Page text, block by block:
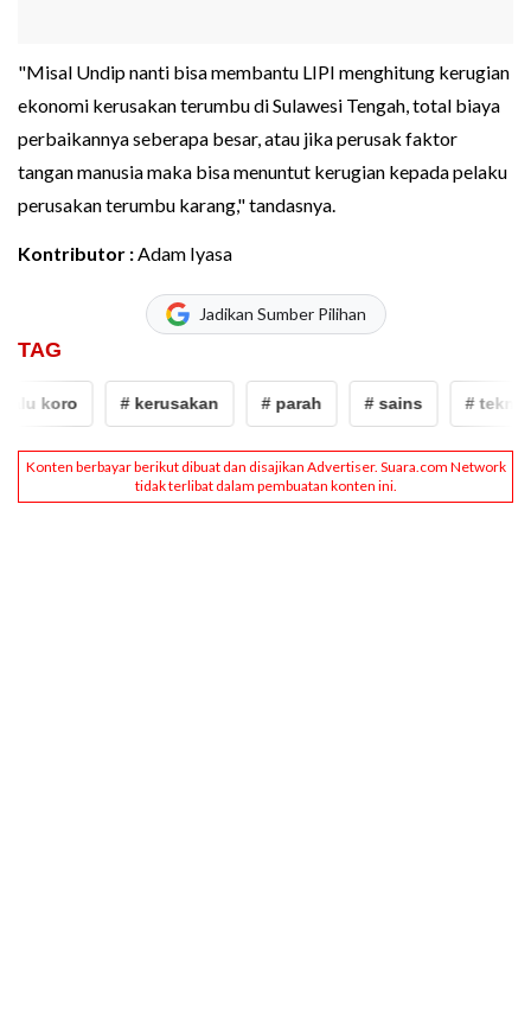
"Misal Undip nanti bisa membantu LIPI menghitung kerugian
ekonomi kerusakan terumbu di Sulawesi Tengah, total biaya
perbaikannya seberapa besar, atau jika perusak faktor
tangan manusia maka bisa menuntut kerugian kepada pelaku
perusakan terumbu karang," tandasnya.
Kontributor : Adam Iyasa
Jadikan Sumber Pilihan
TAG
# kerusakan # parah # sains # tekno